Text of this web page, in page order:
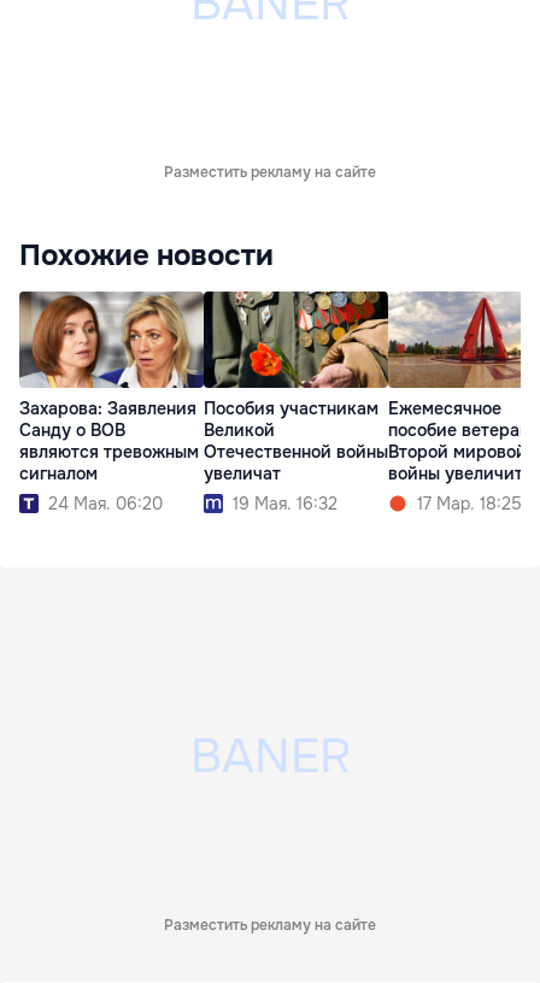
Разместить рекламу на сайте
Похожие новости
Захарова: Заявления
Санду о ВОВ
являются тревожным
сигналом
24 Мая. 06:20
Пособия участникам
Великой
Отечественной войны
увеличат
19 Мая. 16:32
Ежемесячное
пособие
Второй мировой
войны
17 Мар. 18:25
Разместить рекламу на сайте